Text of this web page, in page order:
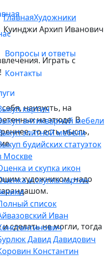
Вопросы и ответы
Контакты
картин
антикварной мебели
элитной мебели
будийских статуэток
Москве
и скупка икон
и скупка картин
список
Иван
Давид Давидович
Константин
ГлавнаяХудожники
Куинджи Архип Иванович
Играть с
наизусть, на
на этюде. В
то есть мысль,
художником, надо
сделать не могли, тогда